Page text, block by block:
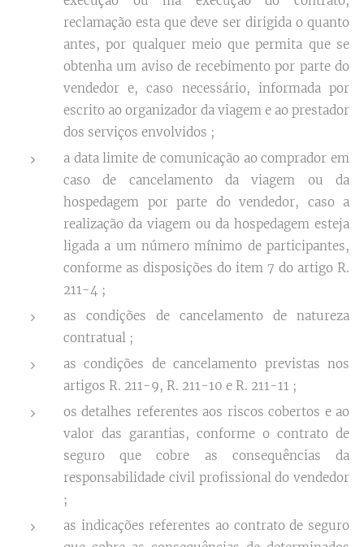
reclamação esta que deve ser dirigida o quanto
antes, por qualquer meio que permita que se
obtenha um aviso de recebimento por parte do
vendedor e, caso necessário, informada por
escrito ao organizador da viagem e ao prestador
dos serviços envolvidos ;
a data limite de comunicação ao comprador em
caso de cancelamento da viagem ou da
hospedagem por parte do vendedor, caso a
realização da viagem ou da hospedagem esteja
ligada a um número mínimo de participantes,
conforme as disposições do item 7 do artigo R.
211-4 ;
as condições de cancelamento de natureza
contratual ;
as condições de cancelamento previstas nos
artigos R. 211-9, R. 211-10 e R. 211-11 ;
os detalhes referentes aos riscos cobertos e ao
valor das garantias, conforme o contrato de
seguro que cobre as consequências da
responsabilidade civil profissional do vendedor
;
as indicações referentes ao contrato de seguro